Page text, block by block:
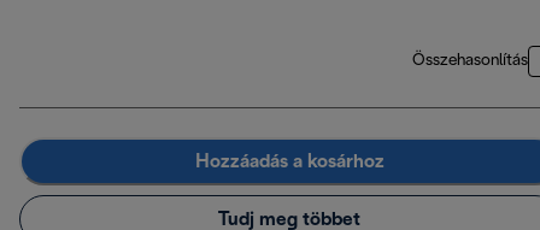
Összehasonlítás
Hozzáadás a kosárhoz
Tudj meg többet